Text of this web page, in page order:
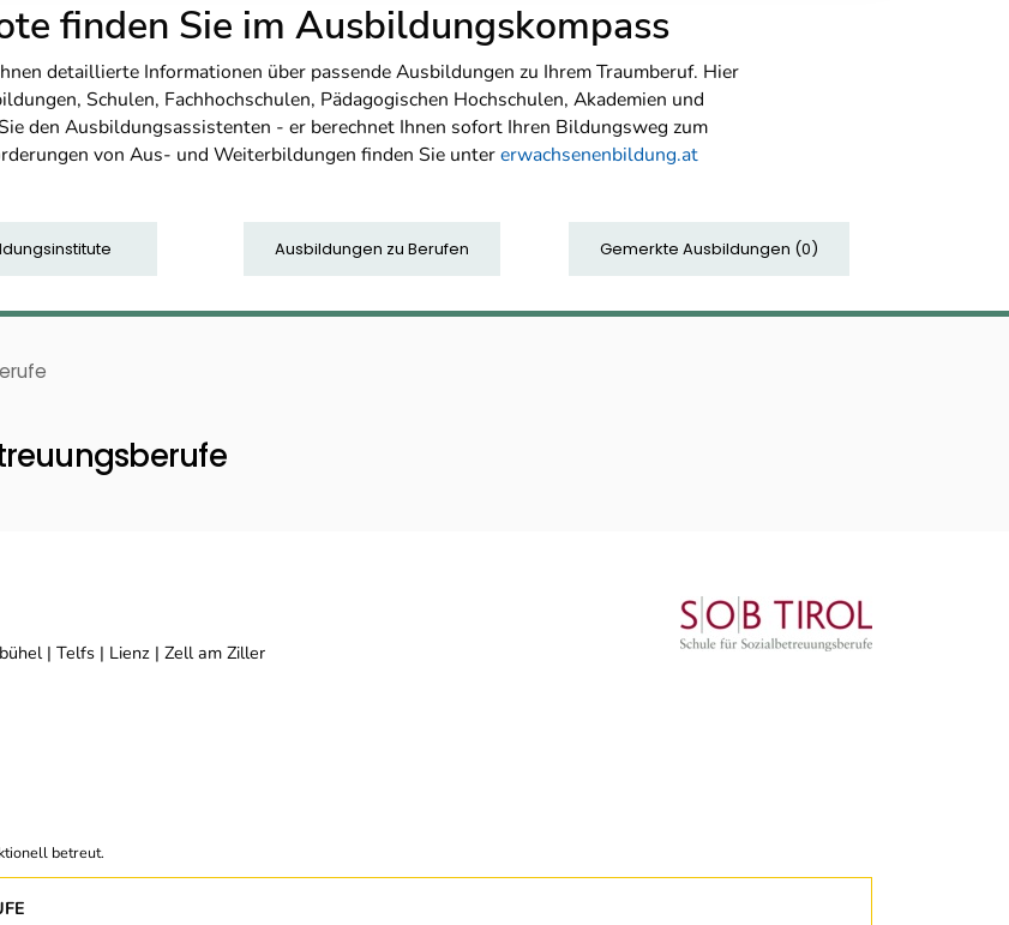
finden Sie im Ausbildungskompass
detaillierte Informationen über passende Ausbildungen zu Ihrem Traumberuf. Hier
Schulen, Fachhochschulen, Pädagogischen Hochschulen, Akademien und
den Ausbildungsassistenten - er berechnet Ihnen sofort Ihren Bildungsweg zum
von Aus- und Weiterbildungen finden Sie untererwachsenenbildung.at
Ausbildungen zu Berufen Gemerkte Ausbildungen (0)
| Telfs | Lienz | Zell am Ziller
Link
betreut.